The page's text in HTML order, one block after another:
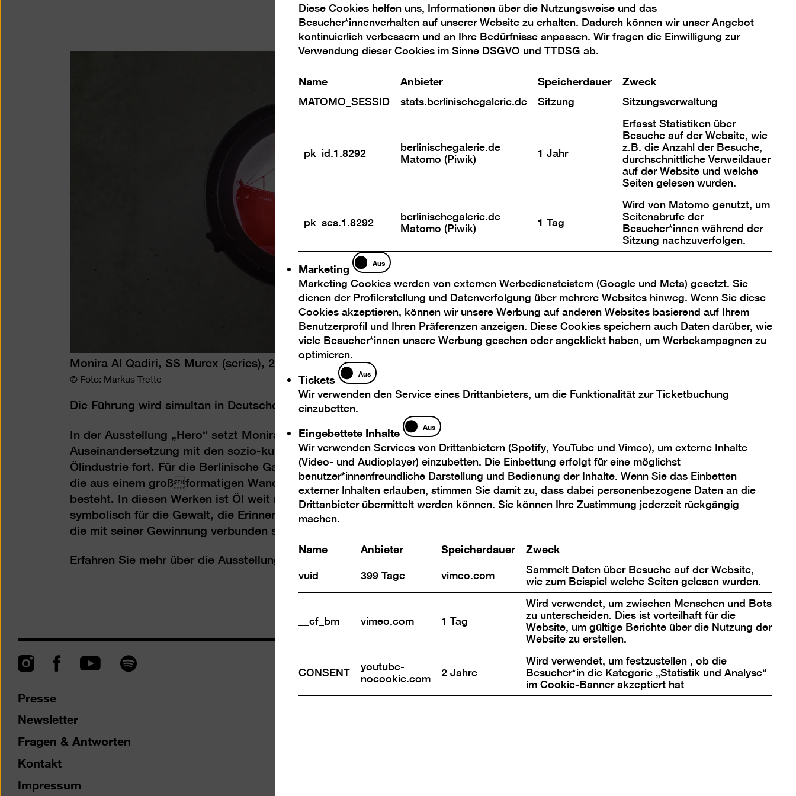
Monira Al Qadiri, SS Murex (series), 2023
© Foto: Markus Trette
Die Führung wird simultan in Deutsche Gebärdensprache (DGS) gedolmetscht.
In der Ausstellung „Hero“ setzt Monira Al Qadiri (*1983 in Senegal) ihre langjährige
Auseinandersetzung mit den sozio-kulturellen und ökologischen Auswirkungen der
Ölindustrie fort. Für die Berlinische Galerie entwickelt Al Qadiri eine Installation,
die aus einem großformatigen Wandgemälde, Objekten und einer Videoarbeit
besteht. In diesen Werken ist Öl weit mehr als eine „Ressource“. Es steht auch
symbolisch für die Gewalt, die Erinnerungen und die persönlichen Geschichten,
die mit seiner Gewinnung verbunden sind.
Erfahren Sie mehr über die Ausstellung
Standort
Berlinische Galerie
10969 Berlin
Jugendliche & Erwachsene
Menschen mit Behinderungen
Ticket
Die Teilnahme ist im Museumseintritt
enthalten.
Anmeldung
rechtzeitiges Erscheinen, da die
Teilnehmer*innenzahl begrenzt ist.
Nach
oben
scrollen
InstagramFacebookYouTubeSpotify
Presse
Newsletter
Fragen & Antworten
Kontakt
Impressum
Öffnungszeiten
Mi – Mo 10 – 18 Uhr
Berlinische Galerie
Landesmuseum für Moderne Kunst,
Fotografie und Architektur
Analyse
Cookies
Diese Cookies helfen uns, Informationen über die Nutzungsweise und das
Besucher*innenverhalten auf unserer Website zu erhalten. Dadurch können wir unser Angebot
kontinuierlich verbessern und an Ihre Bedürfnisse anpassen. Wir fragen die Einwilligung zur
Verwendung dieser Cookies im Sinne DSGVO und TTDSG ab.
Name Anbieter Speicherdauer Zweck
MATOMO_SESSID stats.berlinischegalerie.de Sitzung Sitzungsverwaltung
_pk_id.1.8292
berlinischegalerie.de
Matomo (Piwik)
1 Jahr
Erfasst Statistiken über
Besuche auf der Website, wie
z.B. die Anzahl der Besuche,
durchschnittliche Verweildauer
auf der Website und welche
Seiten gelesen wurden.
_pk_ses.1.8292
berlinischegalerie.de
Matomo (Piwik)
1 Tag
Wird von Matomo genutzt, um
Seitenabrufe der
Besucher*innen während der
Sitzung nachzuverfolgen.
Marketing
Marketing
Aus
Marketing Cookies werden von externen Werbediensteistern (Google und Meta) gesetzt. Sie
dienen der Profilerstellung und Datenverfolgung über mehrere Websites hinweg. Wenn Sie diese
Cookies akzeptieren, können wir unsere Werbung auf anderen Websites basierend auf Ihrem
Benutzerprofil und Ihren Präferenzen anzeigen. Diese Cookies speichern auch Daten darüber, wie
viele Besucher*innen unsere Werbung gesehen oder angeklickt haben, um Werbekampagnen zu
optimieren.
Tickets
Tickets
Aus
Wir verwenden den Service eines Drittanbieters, um die Funktionalität zur Ticketbuchung
einzubetten.
Eingebettete Inhalte
Eingebettete
Inhalte
Aus
Wir verwenden Services von Drittanbietern (Spotify, YouTube und Vimeo), um externe Inhalte
(Video- und Audioplayer) einzubetten. Die Einbettung erfolgt für eine möglichst
benutzer*innenfreundliche Darstellung und Bedienung der Inhalte. Wenn Sie das Einbetten
externer Inhalten erlauben, stimmen Sie damit zu, dass dabei personenbezogene Daten an die
Drittanbieter übermittelt werden können. Sie können Ihre Zustimmung jederzeit rückgängig
machen.
Name Anbieter Speicherdauer Zweck
vuid 399 Tage vimeo.com
Sammelt Daten über Besuche auf der Website,
wie zum Beispiel welche Seiten gelesen wurden.
__cf_bm vimeo.com 1 Tag
Wird verwendet, um zwischen Menschen und Bots
zu unterscheiden. Dies ist vorteilhaft für die
Website, um gültige Berichte über die Nutzung der
Website zu erstellen.
CONSENT
youtube-
nocookie.com
2 Jahre
Wird verwendet, um festzustellen , ob die
Besucher*in die Kategorie „Statistik und Analyse“
im Cookie-Banner akzeptiert hat